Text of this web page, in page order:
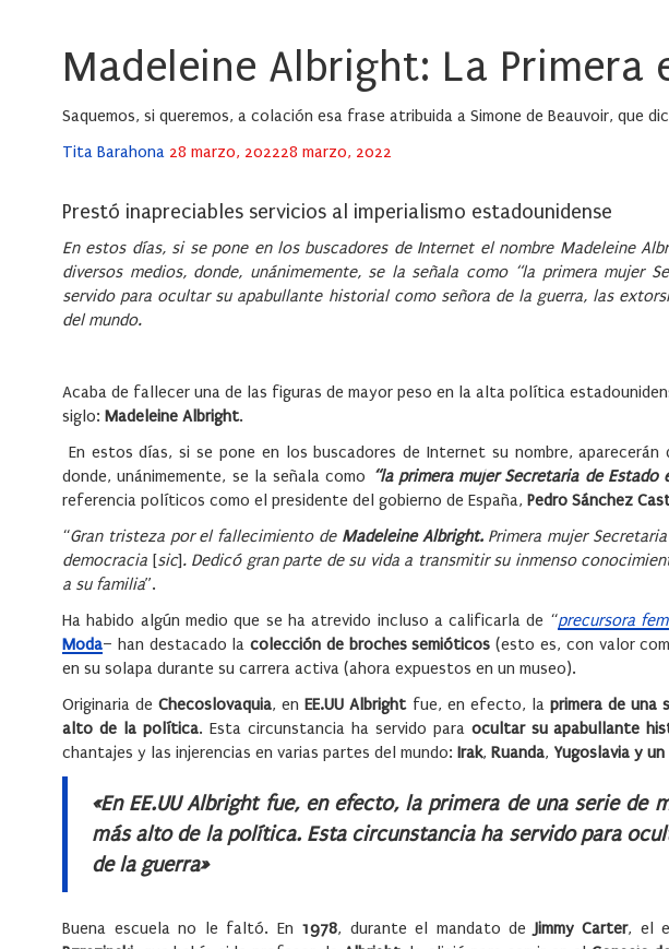
Madeleine Albright: La Primera
Saquemos, si queremos, a colación esa frase atribuida a Simone de Beauvoir,
Tita Barahona Posted
28 marzo, 202228 marzo, 2022
Prestó inapreciables servicios al imperialismo estadounidense
En estos días, si se pone en los buscadores de Internet el nombre Madeleine
diversos medios, donde, unánimemente, se la señala como “la primera mujer
servido para ocultar su apabullante historial como señora de la guerra, las
del mundo.
Acaba de fallecer una de las figuras de mayor peso en la alta política
siglo: Madeleine Albright.
En estos días, si se pone en los buscadores de Internet su nombre,
donde, unánimemente, se la señala como “la primera mujer Secretaria de Estado
referencia políticos como el presidente del gobierno de España, Pedro Sánchez
“Gran tristeza por el fallecimiento de Madeleine Albright.Primera mujer
democracia [sic]. Dedicó gran parte de su vida a transmitir su inmenso
a su familia”.
Ha habido algún medio que se ha atrevido incluso a calificarla de “precursora
Moda– han destacado lacolección de broches semióticos (esto es, con valor
en su solapa durante su carrera activa (ahora expuestos en un museo).
Originaria deChecoslovaquia, enEE.UU Albrightfue, en efecto, laprimera de una
alto de la política. Esta circunstancia ha servido para ocultar su apabullante
chantajes y las injerencias en varias partes del mundo: Irak, Ruanda, Yugoslavia y
«En EE.UU Albright fue, en efecto, la primera de una serie de
más alto de la política. Esta circunstancia ha servido para
de la guerra»
Buena escuela no le faltó. En 1978, durante el mandato de Jimmy Carter, el